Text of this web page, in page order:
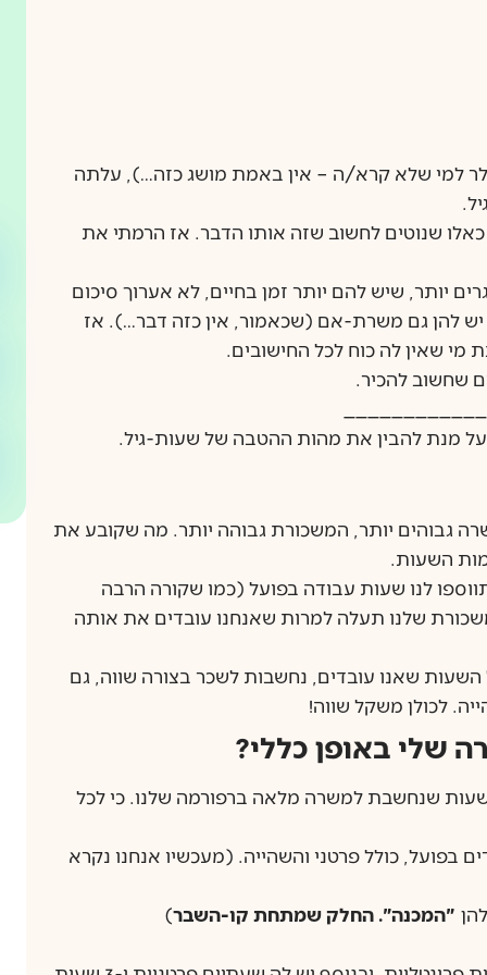
למי שלא קרא/ה – אין באמת מושג כזה…), עלתה
שנוטים לחשוב שזה אותו הדבר. אז הרמתי את
יותר, שיש להם יותר זמן בחיים, לא אערוך סיכום
יש להן גם משרת-אם (שכאמור, אין כזה דבר…). אז
מי שאין לה כוח לכל החישובים.
שחשוב להכיר.
מנת להבין את מהות ההטבה של שעות-גיל.
גבוהים יותר, המשכורת גבוהה יותר. מה שקובע את
השעות.
לנו שעות עבודה בפועל (כמו שקורה הרבה
שלנו תעלה למרות שאנחנו עובדים את אותה
שאנו עובדים, נחשבות לשכר בצורה שווה, גם
לכולן משקל שווה!
שלי באופן כללי?
שנחשבת למשרה מלאה ברפורמה שלנו. כי לכל
בפועל, כולל פרטני והשהייה. (מעכשיו אנחנו נקרא
"המכנה". החלק שמתחת קו-השבר)